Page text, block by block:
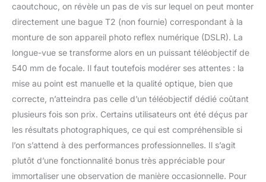
caoutchouc, on révèle un pas de vis sur lequel on peut monter
directement une bague T2 (non fournie) correspondant à la
monture de son appareil photo reflex numérique (DSLR). La
longue-vue se transforme alors en un puissant téléobjectif de
540 mm de focale. Il faut toutefois modérer ses attentes : la
mise au point est manuelle et la qualité optique, bien que
correcte, n’atteindra pas celle d’un téléobjectif dédié coûtant
plusieurs fois son prix. Certains utilisateurs ont été déçus par
les résultats photographiques, ce qui est compréhensible si
l’on s’attend à des performances professionnelles. Il s’agit
plutôt d’une fonctionnalité bonus très appréciable pour
immortaliser une observation de manière occasionnelle. Pour